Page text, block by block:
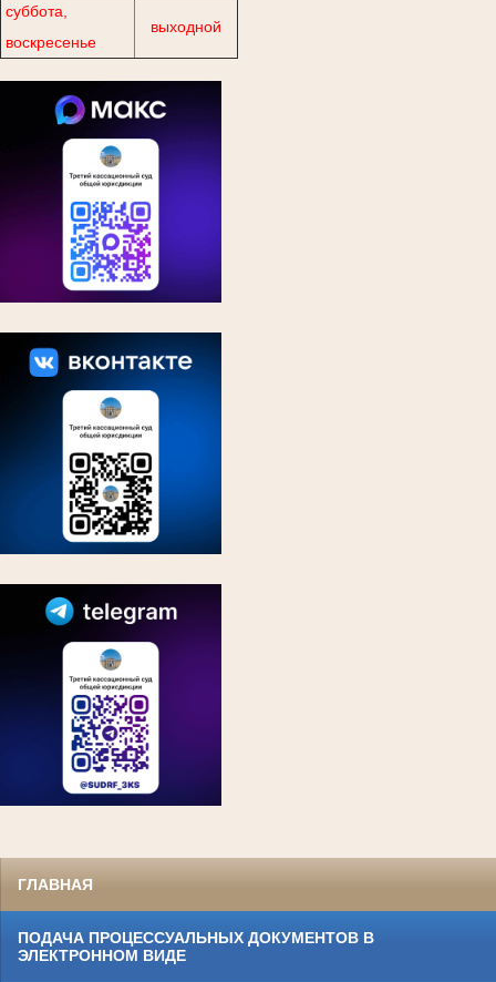
суббота,
воскресенье
выходной
ГЛАВНАЯ
ПОДАЧА ПРОЦЕССУАЛЬНЫХ ДОКУМЕНТОВ В
ЭЛЕКТРОННОМ ВИДЕ